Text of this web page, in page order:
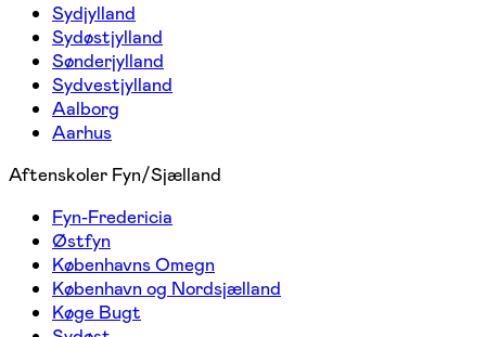
Sydjylland
Sydøstjylland
Sønderjylland
Sydvestjylland
Aalborg
Aarhus
Aftenskoler Fyn/Sjælland
Fyn-Fredericia
Østfyn
Københavns Omegn
København og Nordsjælland
Køge Bugt